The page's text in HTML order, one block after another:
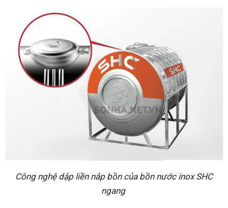
Công nghệ dập liền nắp bồn của bồn nước inox SHC
ngang